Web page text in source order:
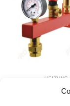
HEIZUNG
Heizung